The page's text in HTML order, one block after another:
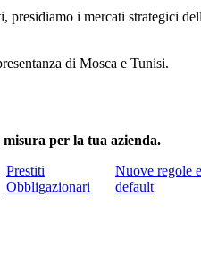
i mercati strategici
di Mosca e Tunisi.
per la tua azienda.
Prestiti
Obbligazionari
Nuove regole
default